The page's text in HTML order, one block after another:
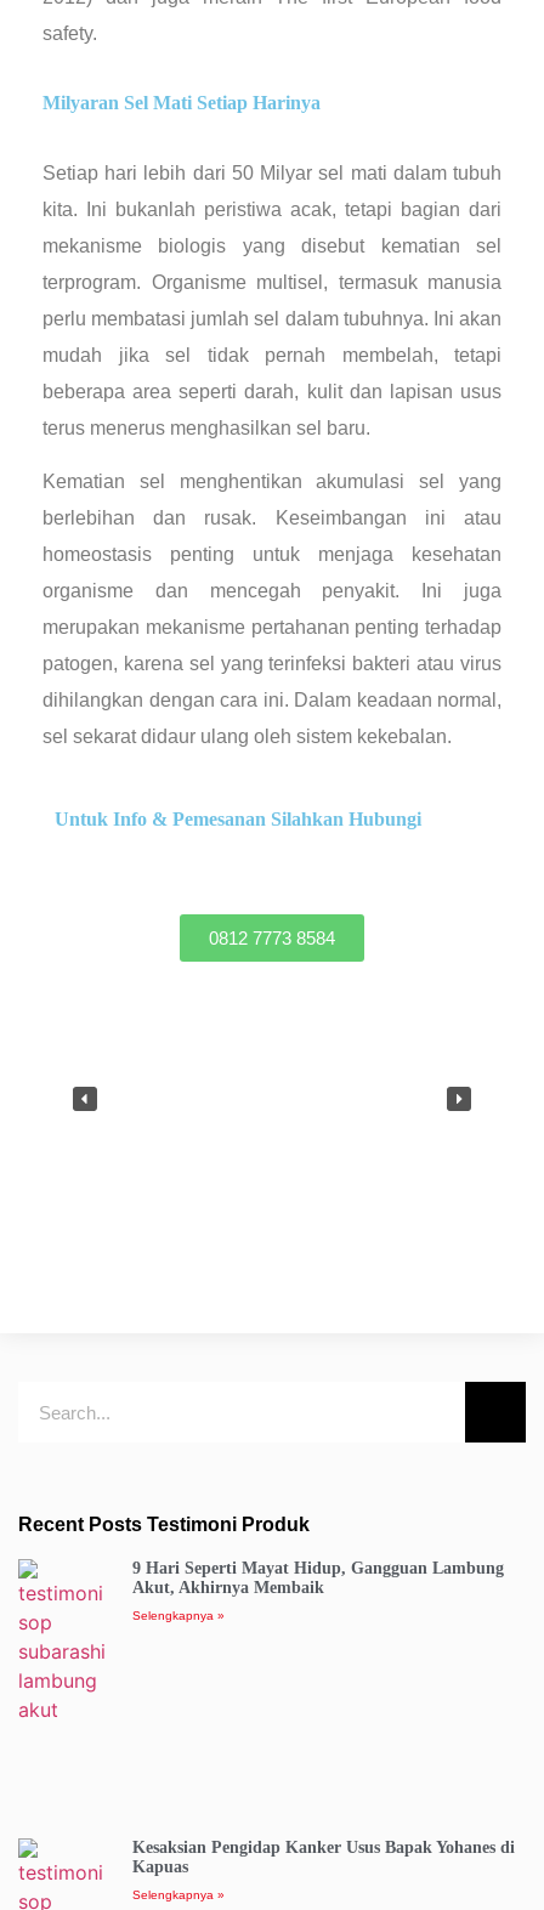
safety.
Milyaran Sel Mati Setiap Harinya
Setiap hari lebih dari 50 Milyar sel mati dalam tubuh
kita. Ini bukanlah peristiwa acak, tetapi bagian dari
mekanisme biologis yang disebut kematian sel
terprogram. Organisme multisel, termasuk manusia
perlu membatasi jumlah sel dalam tubuhnya. Ini akan
mudah jika sel tidak pernah membelah, tetapi
beberapa area seperti darah, kulit dan lapisan usus
terus menerus menghasilkan sel baru.
Kematian sel menghentikan akumulasi sel yang
berlebihan dan rusak. Keseimbangan ini atau
homeostasis penting untuk menjaga kesehatan
organisme dan mencegah penyakit. Ini juga
merupakan mekanisme pertahanan penting terhadap
patogen, karena sel yang terinfeksi bakteri atau virus
dihilangkan dengan cara ini. Dalam keadaan normal,
sel sekarat didaur ulang oleh sistem kekebalan.
Untuk Info & Pemesanan Silahkan Hubungi
0812 7773 8584
Recent Posts Testimoni Produk
9 Hari Seperti Mayat Hidup, Gangguan Lambung
Akut, Akhirnya Membaik
Selengkapnya »
Kesaksian Pengidap Kanker Usus Bapak Yohanes di
Kapuas
Selengkapnya »